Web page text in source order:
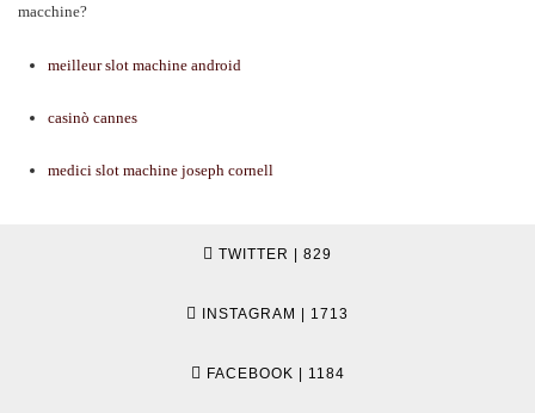
macchine?
meilleur slot machine android
casinò cannes
medici slot machine joseph cornell
TWITTER | 829
INSTAGRAM | 1713
FACEBOOK | 1184